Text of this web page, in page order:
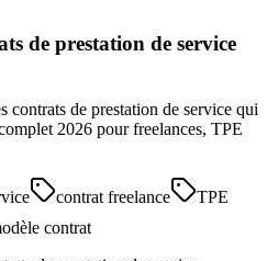
de prestation de service
contrats de prestation de service qui
2026 pour freelances, TPE
contrat freelance
TPE
contrat